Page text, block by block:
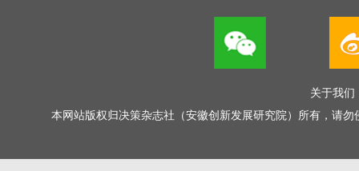
关于我们
本网站版权归决策杂志社（安徽创新发展研究院）所有，请